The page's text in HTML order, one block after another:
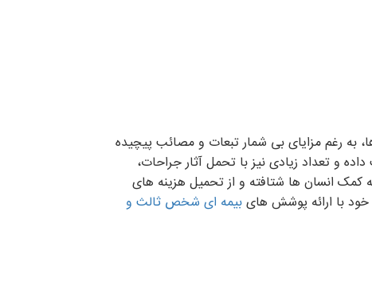
به رغم مزایای بی شمار تبعات و مصائب پیچیده
و تعداد زیادی نیز با تحمل آثار جراحات،
کمک انسان ها شتافته و از تحمیل هزینه های
خود با ارائه پوشش هایبیمه ای شخص ثالث و